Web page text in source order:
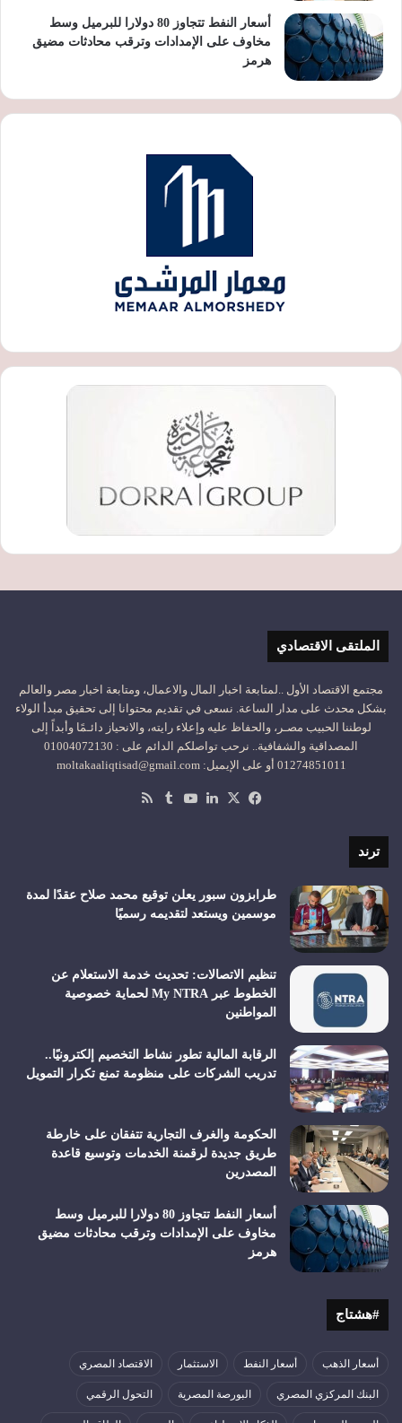
أسعار النفط تتجاوز 80 دولارا للبرميل وسط
مخاوف على الإمدادات وترقب محادثات مضيق
هرمز
الملتقى الاقتصادي
مجتمع الاقتصاد الأول ..لمتابعة اخبار المال والاعمال، ومتابعة اخبار مصر والعالم
بشكل محدث على مدار الساعة. نسعى في تقديم محتوانا إلى تحقيق مبدأ الولاء
لوطننا الحبيب مصـر، والحفاظ عليه وإعلاء رايته، والانحياز دائـمًا وأبداً إلى
المصداقية والشفافية.. نرحب تواصلكم الدائم على : 01004072130
01274851011 أو على الإيميل: moltakaaliqtisad@gmail.com
فيسبوك
‫X لينكدإن‫YouTube
ترند
طرابزون سبور يعلن توقيع محمد صلاح عقدًا لمدة
موسمين ويستعد لتقديمه رسميًا
تنظيم الاتصالات: تحديث خدمة الاستعلام عن
الخطوط عبر My NTRA لحماية خصوصية
المواطنين
الرقابة المالية تطور نشاط التخصيم إلكترونيًا..
تدريب الشركات على منظومة تمنع تكرار التمويل
الحكومة والغرف التجارية تتفقان على خارطة
طريق جديدة لرقمنة الخدمات وتوسيع قاعدة
المصدرين
أسعار النفط تتجاوز 80 دولارا للبرميل وسط
مخاوف على الإمدادات وترقب محادثات مضيق
هرمز
#هشتاج
أسعار الذهب أسعار النفط الاستثمار الاقتصاد المصري
البنك المركزي المصري البورصة المصرية التحول الرقمي